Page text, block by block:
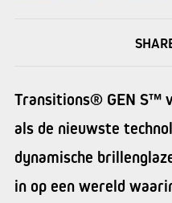
Transitions® GEN S™
als de nieuwste
dynamische
in op een wereld